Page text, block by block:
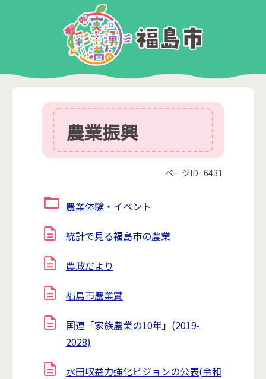
農業振興
ページID :6431
農業体験・イベント
統計で見る福島市の農業
農政だより
福島市農業賞
国連「家族農業の10年」(2019-
2028)
水田収益力強化ビジョンの公表(令和